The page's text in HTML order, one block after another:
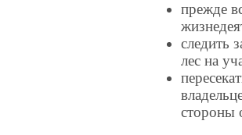
прежде
следить
лес на
стороны